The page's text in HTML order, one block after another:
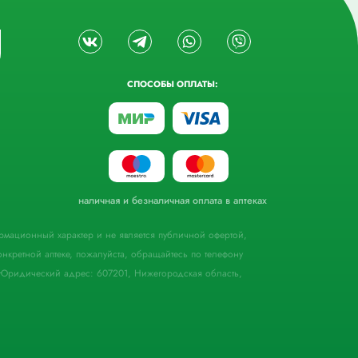
СПОСОБЫ ОПЛАТЫ:
наличная и безналичная оплата в аптеках
характер и не является публичной офертой,
аптеке, пожалуйста, обращайтесь по телефону
адрес: 607201, Нижегородская область,